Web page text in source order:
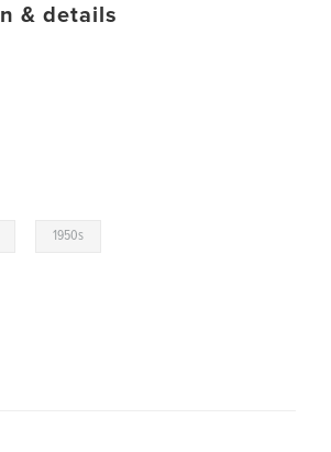
& details
1950s